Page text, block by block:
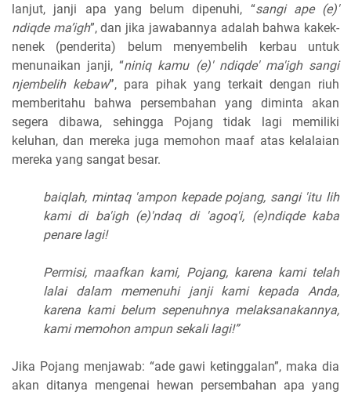
lanjut, janji apa yang belum dipenuhi, “sangi ape (e)'
ndiqde ma’igh”, dan jika jawabannya adalah bahwa kakek-
nenek (penderita) belum menyembelih kerbau untuk
menunaikan janji, “niniq kamu (e)' ndiqde' ma'igh sangi
njembelih kebaw”, para pihak yang terkait dengan riuh
memberitahu bahwa persembahan yang diminta akan
segera dibawa, sehingga Pojang tidak lagi memiliki
keluhan, dan mereka juga memohon maaf atas kelalaian
mereka yang sangat besar.
baiqlah, mintaq 'ampon kepade pojang, sangi 'itu lih
kami di ba'igh (e)'ndaq di 'agoq'i, (e)ndiqde kaba
penare lagi!
Permisi, maafkan kami, Pojang, karena kami telah
lalai dalam memenuhi janji kami kepada Anda,
karena kami belum sepenuhnya melaksanakannya,
kami memohon ampun sekali lagi!”
Jika Pojang menjawab: “ade gawi ketinggalan”, maka dia
akan ditanya mengenai hewan persembahan apa yang